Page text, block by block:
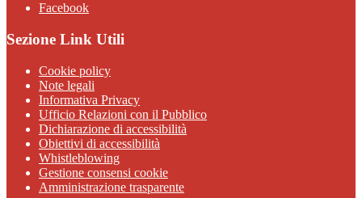
Facebook
Sezione Link Utili
Cookie policy
Note legali
Informativa Privacy
Ufficio Relazioni con il Pubblico
Dichiarazione di accessibilità
Obiettivi di accessibilità
Whistleblowing
Gestione consensi cookie
Amministrazione trasparente